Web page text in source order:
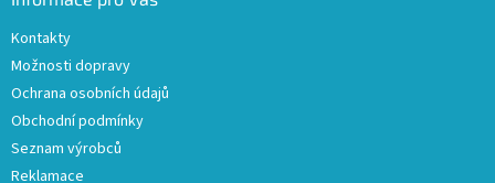
Kontakty
Možnosti dopravy
Ochrana osobních údajů
Obchodní podmínky
Seznam výrobců
Reklamace